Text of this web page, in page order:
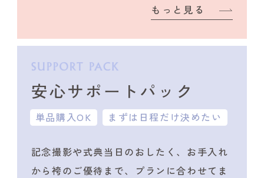
もっと見る
安心サポートパック
単品購入OK まずは日程だけ決めたい
記念撮影や式典当日のおしたく、 お手入れ
から袴のご優待まで、プランに合わせて ま